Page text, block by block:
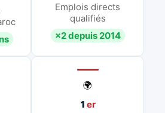
Emplois directs
qualifiés
×2 depuis 2014
🌍
1 er